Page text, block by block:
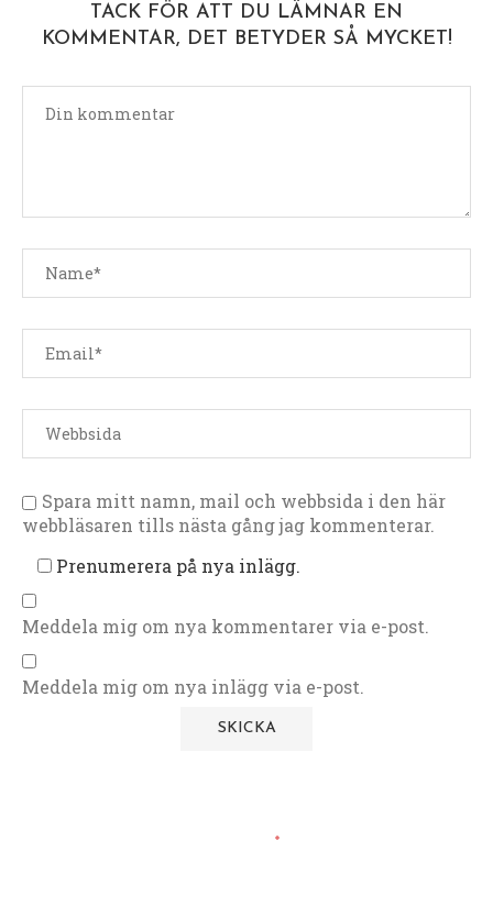
TACK FÖR ATT DU LÄMNAR EN
KOMMENTAR, DET BETYDER SÅ MYCKET!
Spara mitt namn, mail och webbsida i den här
webbläsaren tills nästa gång jag kommenterar.
Prenumerera på nya inlägg.
Meddela mig om nya kommentarer via e-post.
Meddela mig om nya inlägg via e-post.